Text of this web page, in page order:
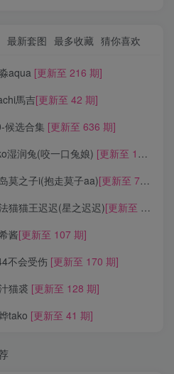
最新套图 最多收藏 猜你喜欢
aqua [更新至 216 期]
馬吉[更新至 42 期]
候选合集 [更新至 636 期]
湿润兔(咬一口兔娘) [更新至 136 期]
莫之子i(抱走莫子aa)[更新至 76 期]
猫猫王迟迟(星之迟迟)[更新至 320 期]
酱[更新至 107 期]
不会受伤 [更新至 170 期]
猫裘 [更新至 128 期]
tako [更新至 41 期]
最新套图 最多收藏 猜你喜欢
aqua [更新至 216 期]
馬吉[更新至 42 期]
候选合集 [更新至 636 期]
湿润兔(咬一口兔娘) [更新至 136 期]
莫之子i(抱走莫子aa)[更新至 76 期]
猫猫王迟迟(星之迟迟)[更新至 320 期]
酱[更新至 107 期]
不会受伤 [更新至 170 期]
猫裘 [更新至 128 期]
tako [更新至 41 期]